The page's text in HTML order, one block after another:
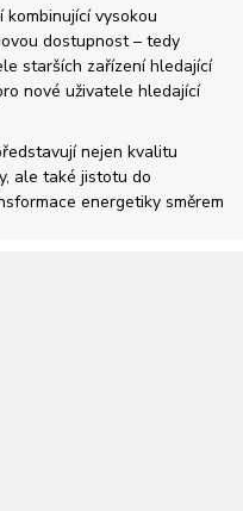
vysokou
dostupnost – tedy
starších zařízení hledající
nové uživatele hledající
nejen kvalitu
ale také jistotu do
energetiky směrem